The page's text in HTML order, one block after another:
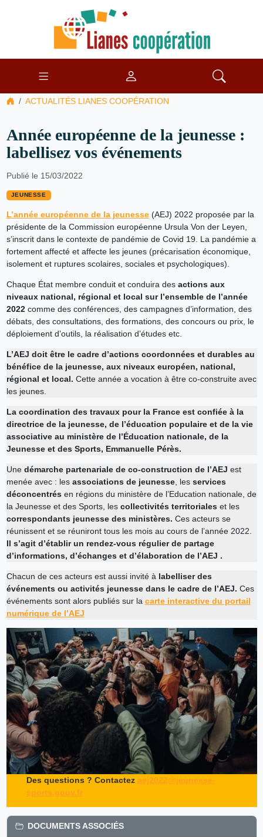
ACTUALITÉS LIANES COOPÉRATION
Année européenne de la jeunesse :
labellisez vos événements
Publié le 15/03/2022
JEUNESSE
L’année européenne de la jeunesse(AEJ) 2022 proposée par la
présidente de la Commission européenne Ursula Von der Leyen,
s’inscrit dans le contexte de pandémie de Covid 19. La pandémie a
fortement affecté et affecte les jeunes (précarisation économique,
isolement et ruptures scolaires, sociales et psychologiques).
Chaque État membre conduit et conduira des actions aux
niveaux national, régional et local sur l’ensemble de l’année
2022comme des conférences, des campagnes d’information, des
débats, des consultations, des formations, des concours ou prix, le
déploiement d’outils, la réalisation d’études etc.
L’AEJ doit être le cadre d’actions coordonnées et durables au
bénéfice de la jeunesse, aux niveaux européen, national,
régional et local. Cette année a vocation à être co-construite avec
les jeunes.
La coordination des travaux pour la France est confiée à la
directrice de la jeunesse, de l’éducation populaire et de la vie
associative au ministère de l’Éducation nationale, de la
Jeunesse et des Sports, Emmanuelle Pérès.
Unedémarche partenariale de co-construction de l’AEJ est
menée avec : les associations de jeunesse, les services
déconcentrésen régions du ministère de l’Education nationale, de
la Jeunesse et des Sports, les collectivités territoriales et les
correspondants jeunesse des ministères. Ces acteurs se
réunissent et se réuniront tous les mois au cours de l’année 2022.
Il s’agit d’établir un rendez-vous régulier de partage
d’informations, d’échanges et d’élaboration de l’AEJ .
Chacun de ces acteurs est aussi invité à labelliser des
événements ou activités jeunesse dans le cadre de l’AEJ. Ces
événements sont alors publiés sur la carte interactive du portail
numérique de l’AEJ
Des questions ? Contactez aej2022@jeunesse-
sports.gouv.fr
DOCUMENTS ASSOCIÉS